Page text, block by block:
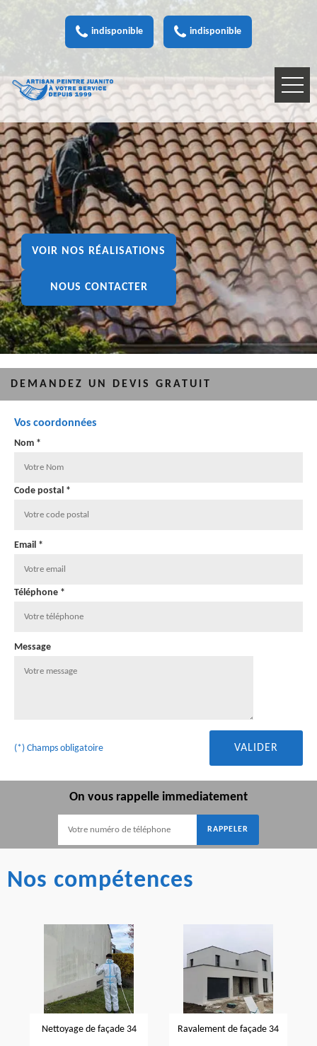
indisponible indisponible
VOIR NOS RÉALISATIONS
NOUS CONTACTER
DEMANDEZ UN DEVIS GRATUIT
Vos coordonnées
Nom *
Code postal *
Email *
Téléphone *
Message
(*) Champs obligatoire
On vous rappelle immediatement
Nos compétences
Nettoyage de façade 34 Ravalement de façade 34